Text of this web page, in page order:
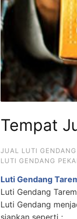
Tempat
JUAL LUTI
LUTI GENDANG
Luti Gendang
Luti Gendang
Luti Gendang
siapkan seperti :